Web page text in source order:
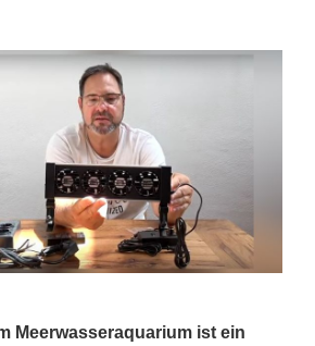
Meerwasseraquarium ist ein